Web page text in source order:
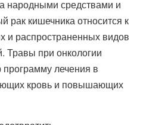
народными средствами и
рак кишечника относится к
и распространенных видов
Травы при онкологии
лечения в
кровь и повышающих